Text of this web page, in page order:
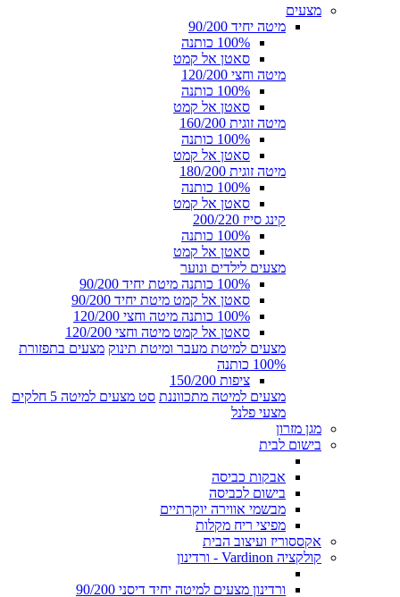
מצעים
מיטה יחיד 90/200
100% כותנה
סאטן אל קמט
מיטה וחצי 120/200
100% כותנה
סאטן אל קמט
מיטה זוגית 160/200
100% כותנה
סאטן אל קמט
מיטה זוגית 180/200
100% כותנה
סאטן אל קמט
קינג סייז 200/220
100% כותנה
סאטן אל קמט
מצעים לילדים ונוער
100% כותנה מיטת יחיד 90/200
סאטן אל קמט מיטת יחיד 90/200
100% כותנה מיטה וחצי 120/200
סאטן אל קמט מיטה וחצי 120/200
מצעים למיטת מעבר ומיטת תינוק מצעים בתפזורת
100% כותנה
ציפות 150/200
מצעים למיטה מתכווננת סט מצעים למיטה 5 חלקים
מצעי פלנל
מגן מזרון
בישום לבית
אבקות כביסה
בישום לכביסה
מבשמי אווירה יוקרתיים
מפיצי ריח מקלות
אקססוריז ועיצוב הבית
קולקציה Vardinon - ורדינון
ורדינון מצעים למיטה יחיד דיסני 90/200